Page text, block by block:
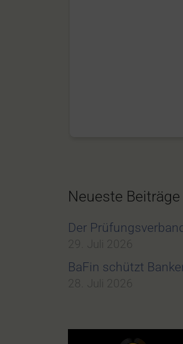
Neueste Beiträge
Der
29. Juli 2026
BaFin schützt
28. Juli 2026